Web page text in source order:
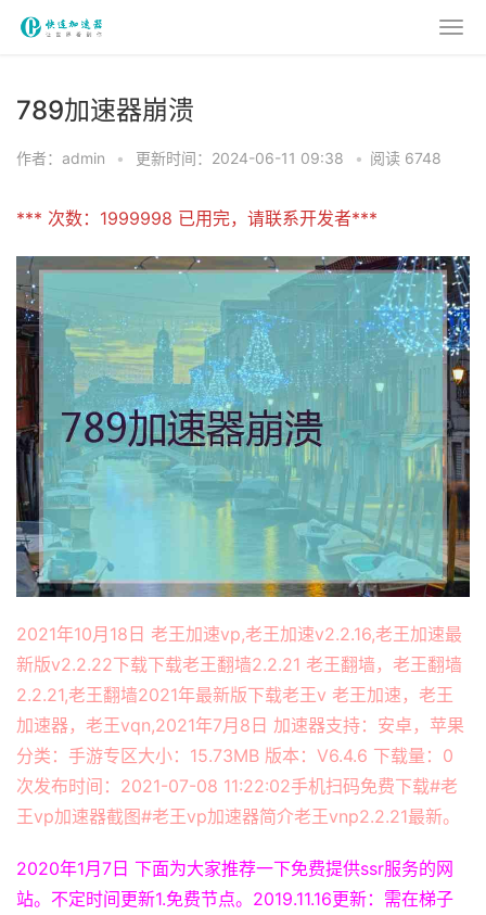
789加速器崩溃
作者：admin • 更新时间：2024-06-11 09:38 • 阅读 6748
*** 次数：1999998 已用完，请联系开发者***
2021年10月18日 老王加速vp,老王加速v2.2.16,老王加速最
新版v2.2.22下载下载老王翻墙2.2.21 老王翻墙，老王翻墙
2.2.21,老王翻墙2021年最新版下载老王v 老王加速，老王
加速器，老王vqn,2021年7月8日 加速器支持：安卓，苹果
分类：手游专区大小：15.73MB 版本：V6.4.6 下载量：0
次发布时间：2021-07-08 11:22:02手机扫码免费下载#老
王vp加速器截图#老王vp加速器简介老王vnp2.2.21最新。
2020年1月7日 下面为大家推荐一下免费提供ssr服务的网
站。不定时间更新1.免费节点。2019.11.16更新：需在梯子